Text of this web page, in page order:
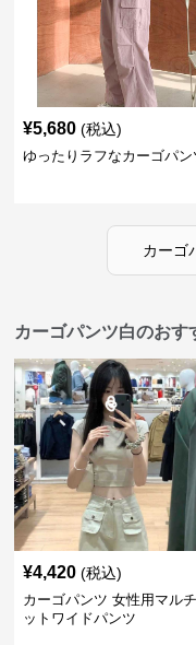
¥5,680 (税込)
ゆったりラフなカーゴパン
カーゴ
カーゴパンツ白のおす
¥4,420 (税込)
カーゴパンツ 女性用マル
ットワイドパンツ